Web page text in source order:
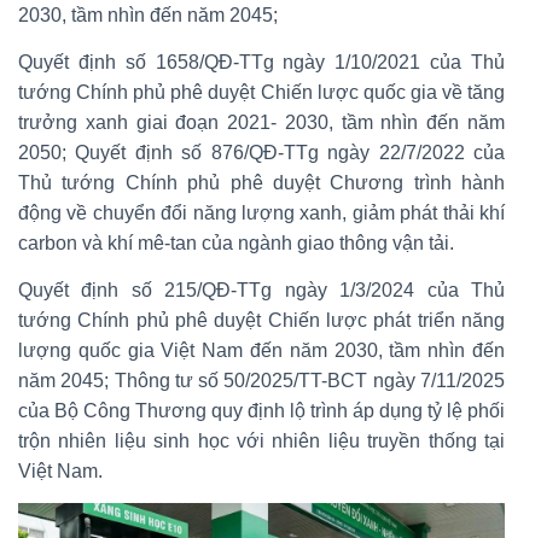
2030, tầm nhìn đến năm 2045;
Quyết định số 1658/QĐ-TTg ngày 1/10/2021 của Thủ
tướng Chính phủ phê duyệt Chiến lược quốc gia về tăng
trưởng xanh giai đoạn 2021- 2030, tầm nhìn đến năm
2050; Quyết định số 876/QĐ-TTg ngày 22/7/2022 của
Thủ tướng Chính phủ phê duyệt Chương trình hành
động về chuyển đổi năng lượng xanh, giảm phát thải khí
carbon và khí mê-tan của ngành giao thông vận tải.
Quyết định số 215/QĐ-TTg ngày 1/3/2024 của Thủ
tướng Chính phủ phê duyệt Chiến lược phát triển năng
lượng quốc gia Việt Nam đến năm 2030, tầm nhìn đến
năm 2045; Thông tư số 50/2025/TT-BCT ngày 7/11/2025
của Bộ Công Thương quy định lộ trình áp dụng tỷ lệ phối
trộn nhiên liệu sinh học với nhiên liệu truyền thống tại
Việt Nam.